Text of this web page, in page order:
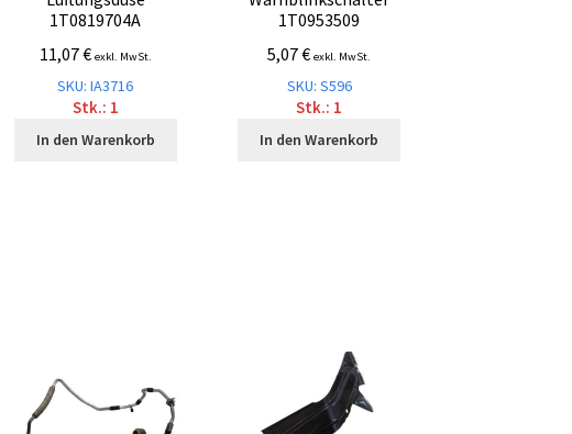
1T0819704A
11,07€ exkl. MwSt.
SKU: IA3716
Stk.: 1
In den Warenkorb
1T0953509
5,07€ exkl. MwSt.
SKU: S596
Stk.: 1
In den Warenkorb